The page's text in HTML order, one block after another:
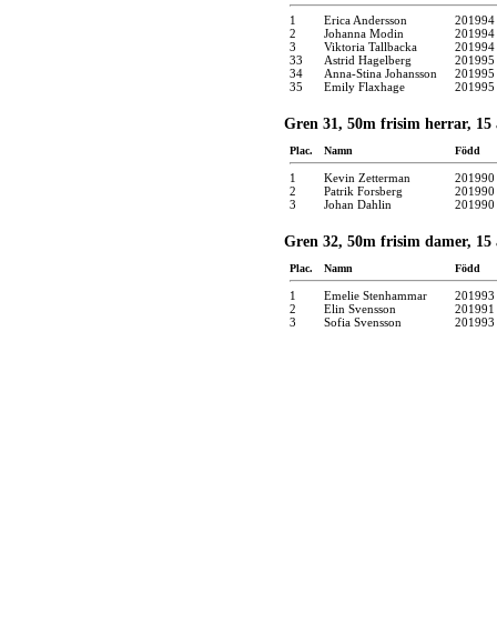
1 Erica Andersson
201994
2
Johanna Modin
201994
3
Viktoria Tallbacka
201994
33
Astrid Hagelberg
201995
34
Anna-Stina Johansson
201995
35
Emily Flaxhage 201995
Gren 31, 50m frisim herrar,
Plac. Namn Född
1 Kevin Zetterman
201990
2
Patrik Forsberg
201990
3
Johan Dahlin 201990
Gren 32, 50m frisim damer,
Plac. Namn Född
1 Emelie Stenhammar
201993
2
Elin Svensson
201991
3
Sofia Svensson 201993